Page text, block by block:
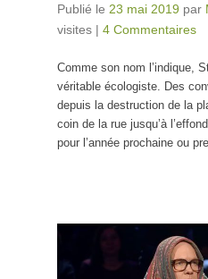
Publié le 23 mai 2019 par
visites | 4 Commentaires
Comme son nom l’indique,
véritable écologiste. Des
depuis la destruction de la
coin de la rue jusqu’à
pour l’année prochaine ou